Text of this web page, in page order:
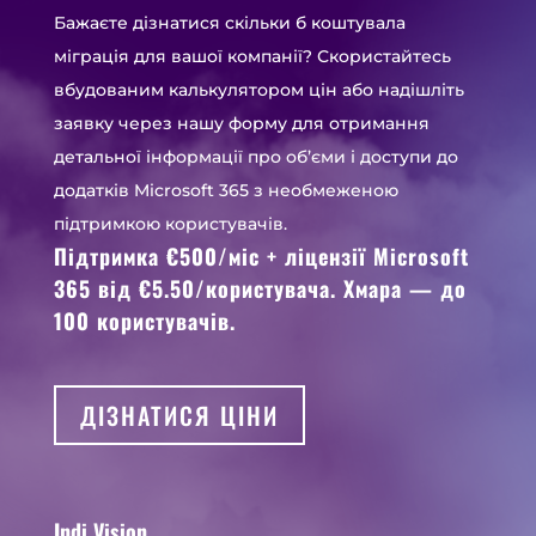
Бажаєте дізнатися скільки б коштувала
міграція для вашої компанії? Скористайтесь
вбудованим калькулятором цін або надішліть
заявку через нашу форму для отримання
детальної інформації про об’єми і доступи до
додатків Microsoft 365 з необмеженою
підтримкою користувачів.
Підтримка €500/міс + ліцензії Microsoft
365 від €5.50/користувача. Хмара — до
100 користувачів.
ДІЗНАТИСЯ ЦІНИ